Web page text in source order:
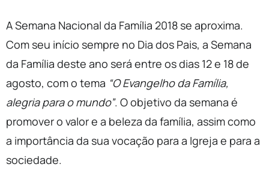
A Semana Nacional da Família 2018 se aproxima.
Com seu início sempre no Dia dos Pais, a Semana
da Família deste ano será entre os dias 12 e 18 de
agosto, com o tema “O Evangelho da Família,
alegria para o mundo”. O objetivo da semana é
promover o valor e a beleza da família, assim como
a importância da sua vocação para a Igreja e para a
sociedade.